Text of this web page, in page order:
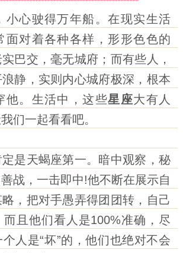
心驶得万年船。在现实生活
面对着各种各样，形形色色的
巴交，毫无城府；而有些人，
静，实则内心城府极深，根本
他。生活中，这些星座大有人
们一起看看吧。
天蝎座第一。暗中观察，秘
战，一击即中!他不断在展示自
，把对手愚弄得团团转，自己
而且他们看人是100%准确，尽
人是“坏”的，他们也绝对不会